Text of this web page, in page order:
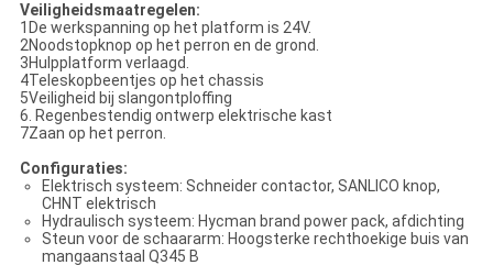
Veiligheidsmaatregelen:
1De werkspanning op het platform is 24V.
2Noodstopknop op het perron en de grond.
3Hulpplatform verlaagd.
4Teleskopbeentjes op het chassis
5Veiligheid bij slangontploffing
6. Regenbestendig ontwerp elektrische kast
7Zaan op het perron.
Configuraties:
Elektrisch systeem: Schneider contactor, SANLICO knop,
CHNT elektrisch
Hydraulisch systeem: Hycman brand power pack, afdichting
Steun voor de schaararm: Hoogsterke rechthoekige buis van
mangaanstaal Q345 B